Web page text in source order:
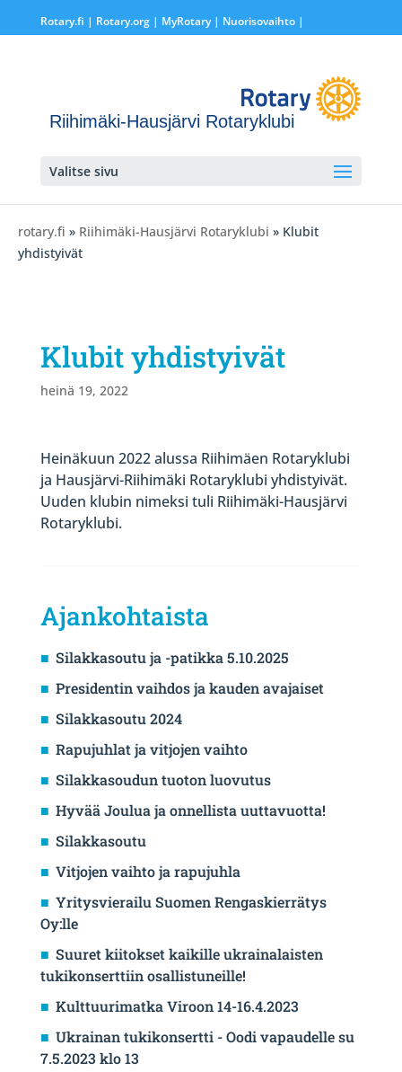
Rotary.fi | Rotary.org| MyRotary | Nuorisovaihto|
Riihimäki-Hausjärvi Rotaryklubi
Valitse sivu
rotary.fi » Riihimäki-Hausjärvi Rotaryklubi » Klubit
yhdistyivät
Klubit yhdistyivät
heinä 19, 2022
Heinäkuun 2022 alussa Riihimäen Rotaryklubi
ja Hausjärvi-Riihimäki Rotaryklubi yhdistyivät.
Uuden klubin nimeksi tuli Riihimäki-Hausjärvi
Rotaryklubi.
Ajankohtaista
Silakkasoutu ja -patikka 5.10.2025
Presidentin vaihdos ja kauden avajaiset
Silakkasoutu 2024
Rapujuhlat ja vitjojen vaihto
Silakkasoudun tuoton luovutus
Hyvää Joulua ja onnellista uuttavuotta!
Silakkasoutu
Vitjojen vaihto ja rapujuhla
Yritysvierailu Suomen Rengaskierrätys
Oy:lle
Suuret kiitokset kaikille ukrainalaisten
tukikonserttiin osallistuneille!
Kulttuurimatka Viroon 14-16.4.2023
Ukrainan tukikonsertti - Oodi vapaudelle su
7.5.2023 klo 13